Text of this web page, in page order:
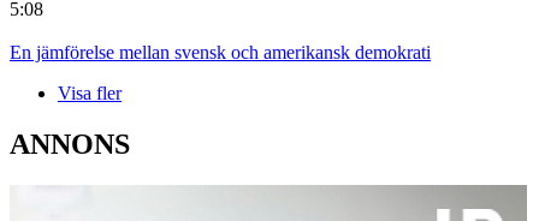
5:08
En jämförelse mellan svensk och amerikansk demokrati
Visa fler
ANNONS